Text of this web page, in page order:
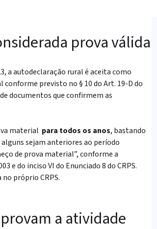
prova válida
a autodeclaração rural é aceita como
conforme previsto no § 10 do Art. 19-D do
documentos que confirmem as
material para todos os anos, bastando
sejam anteriores ao período
de prova material”, conforme a
e do inciso VI do Enunciado 8 do CRPS.
próprio CRPS.
a atividade